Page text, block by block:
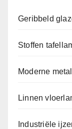
Geribbeld
Stoffen
Moderne
Linnen
Industriële